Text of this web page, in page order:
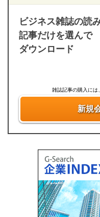
ビジネス雑誌の読
記事だけを選んで
ダウンロード
雑誌記事の購入には
新規